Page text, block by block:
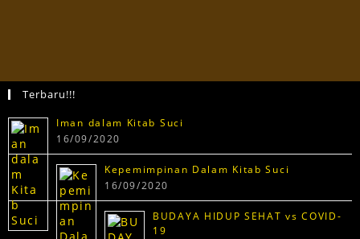
Terbaru!!!
Iman dalam Kitab Suci
16/09/2020
Kepemimpinan Dalam Kitab Suci
16/09/2020
BUDAYA HIDUP SEHAT vs COVID-
19